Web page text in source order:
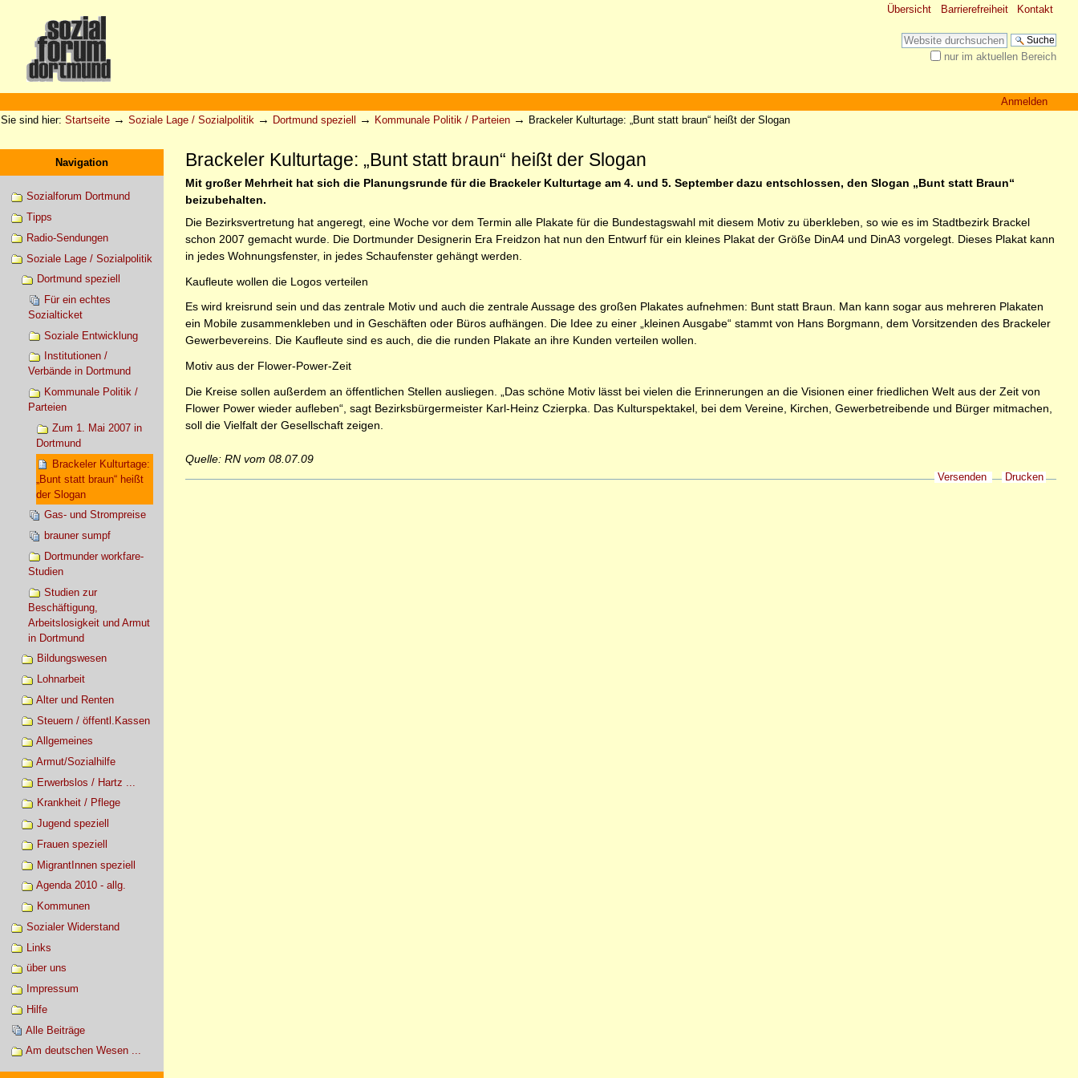
Übersicht Barrierefreiheit Kontakt
Website durchsuchen
nur im aktuellen Bereich
Werkzeuge
Anmelden
Sie sind hier: Startseite → Soziale Lage / Sozialpolitik → Dortmund speziell → Kommunale Politik / Parteien → Brackeler Kulturtage: „Bunt statt braun“ heißt der Slogan
Navigation
Sozialforum Dortmund
Tipps
Radio-Sendungen
Soziale Lage / Sozialpolitik
Dortmund speziell
Für ein echtes
Sozialticket
Soziale Entwicklung
Institutionen /
Verbände in Dortmund
Kommunale Politik /
Parteien
Zum 1. Mai 2007 in
Dortmund
Brackeler Kulturtage:
„Bunt statt braun“ heißt
der Slogan
Gas- und Strompreise
brauner sumpf
Dortmunder workfare-
Studien
Studien zur
Beschäftigung,
Arbeitslosigkeit und Armut
in Dortmund
Bildungswesen
Lohnarbeit
Alter und Renten
Steuern / öffentl.Kassen
Allgemeines
Armut/Sozialhilfe
Erwerbslos / Hartz ...
Krankheit / Pflege
Jugend speziell
Frauen speziell
MigrantInnen speziell
Agenda 2010 - allg.
Kommunen
Sozialer Widerstand
Links
über uns
Impressum
Hilfe
Alle Beiträge
Am deutschen Wesen ...
Brackeler Kulturtage: „Bunt statt braun“ heißt der Slogan
Mit großer Mehrheit hat sich die Planungsrunde für die Brackeler Kulturtage am 4. und 5. September dazu entschlossen, den Slogan „Bunt statt Braun“
beizubehalten.
Die Bezirksvertretung hat angeregt, eine Woche vor dem Termin alle Plakate für die Bundestagswahl mit diesem Motiv zu überkleben, so wie es im Stadtbezirk Brackel
schon 2007 gemacht wurde. Die Dortmunder Designerin Era Freidzon hat nun den Entwurf für ein kleines Plakat der Größe DinA4 und DinA3 vorgelegt. Dieses Plakat kann
in jedes Wohnungsfenster, in jedes Schaufenster gehängt werden.
Kaufleute wollen die Logos verteilen
Es wird kreisrund sein und das zentrale Motiv und auch die zentrale Aussage des großen Plakates aufnehmen: Bunt statt Braun. Man kann sogar aus mehreren Plakaten
ein Mobile zusammenkleben und in Geschäften oder Büros aufhängen. Die Idee zu einer „kleinen Ausgabe“ stammt von Hans Borgmann, dem Vorsitzenden des Brackeler
Gewerbevereins. Die Kaufleute sind es auch, die die runden Plakate an ihre Kunden verteilen wollen.
Motiv aus der Flower-Power-Zeit
Die Kreise sollen außerdem an öffentlichen Stellen ausliegen. „Das schöne Motiv lässt bei vielen die Erinnerungen an die Visionen einer friedlichen Welt aus der Zeit von
Flower Power wieder aufleben“, sagt Bezirksbürgermeister Karl-Heinz Czierpka. Das Kulturspektakel, bei dem Vereine, Kirchen, Gewerbetreibende und Bürger mitmachen,
soll die Vielfalt der Gesellschaft zeigen.
Quelle: RN vom 08.07.09
Versenden Drucken